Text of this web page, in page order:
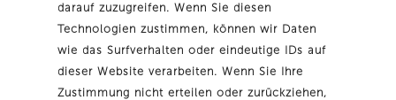
darauf zuzugreifen. Wenn Sie diesen
Technologien zustimmen, können wir Daten
wie das Surfverhalten oder eindeutige IDs auf
dieser Website verarbeiten. Wenn Sie Ihre
Zustimmung nicht erteilen oder zurückziehen,